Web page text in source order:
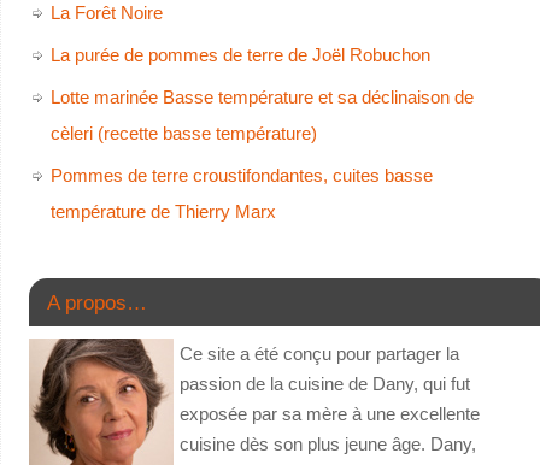
La Forêt Noire
La purée de pommes de terre de Joël Robuchon
Lotte marinée Basse température et sa déclinaison de
cèleri (recette basse température)
Pommes de terre croustifondantes, cuites basse
température de Thierry Marx
A propos…
Ce site a été conçu pour partager la
passion de la cuisine de Dany, qui fut
exposée par sa mère à une excellente
cuisine dès son plus jeune âge. Dany,